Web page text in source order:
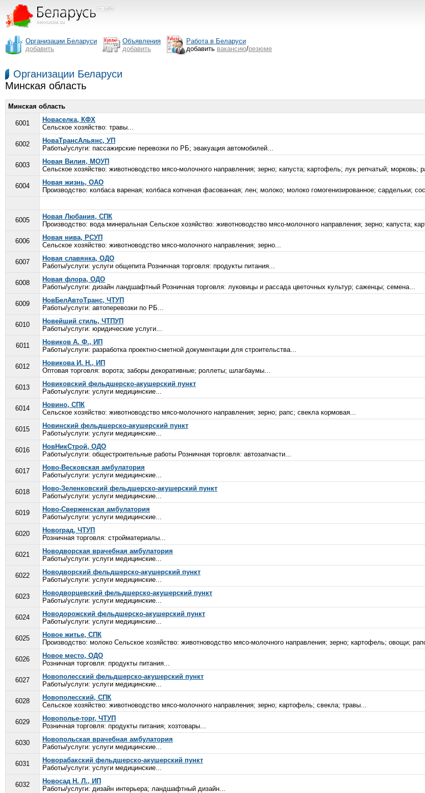
Организации Беларуси
добавить
Объявления
добавить
Работа в Беларуси
добавить вакансию/резюме
Организации Беларуси
Минская область
Минская область
6001
Новаселка, КФХ
Сельское хозяйство: травы...
6002
НоваТрансАльянс, УП
Работы/услуги: пассажирские перевозки по РБ; эвакуация автомобилей...
6003
Новая Вилия, МОУП
Сельское хозяйство: животноводство мясо-молочного направления; зерно; капуста; картофель; лук репчатый; морковь;
6004
Новая жизнь, ОАО
Производство: колбаса вареная; колбаса копченая фасованная; лен; молоко; молоко гомогенизированное; сардельки;
6005
Новая Любания, СПК
Производство: вода минеральная Сельское хозяйство: животноводство мясо-молочного направления; зерно; капуста;
6006
Новая нива, РСУП
Сельское хозяйство: животноводство мясо-молочного направления; зерно...
6007
Новая славянка, ОДО
Работы/услуги: услуги общепита Розничная торговля: продукты питания...
6008
Новая флора, ОДО
Работы/услуги: дизайн ландшафтный Розничная торговля: луковицы и рассада цветочных культур; саженцы; семена...
6009
НовБелАвтоТранс, ЧТУП
Работы/услуги: автоперевозки по РБ...
6010
Новейший стиль, ЧТПУП
Работы/услуги: юридические услуги...
6011
Новиков А. Ф., ИП
Работы/услуги: разработка проектно-сметной документации для строительства...
6012
Новикова И. Н., ИП
Оптовая торговля: ворота; заборы декоративные; роллеты; шлагбаумы...
6013
Новиковский фельдшерско-акушерский пункт
Работы/услуги: услуги медицинские...
6014
Новино, СПК
Сельское хозяйство: животноводство мясо-молочного направления; зерно; рапс; свекла кормовая...
6015
Новинский фельдшерско-акушерский пункт
Работы/услуги: услуги медицинские...
6016
НовНикСтрой, ОДО
Работы/услуги: общестроительные работы Розничная торговля: автозапчасти...
6017
Ново-Весковская амбулатория
Работы/услуги: услуги медицинские...
6018
Ново-Зеленковский фельдшерско-акушерский пункт
Работы/услуги: услуги медицинские...
6019
Ново-Сверженская амбулатория
Работы/услуги: услуги медицинские...
6020
Новоград, ЧТУП
Розничная торговля: стройматериалы...
6021
Новодворская врачебная амбулатория
Работы/услуги: услуги медицинские...
6022
Новодворский фельдшерско-акушерский пункт
Работы/услуги: услуги медицинские...
6023
Новодворцевский фельдшерско-акушерский пункт
Работы/услуги: услуги медицинские...
6024
Новодорожский фельдшерско-акушерский пункт
Работы/услуги: услуги медицинские...
6025
Новое житье, СПК
Производство: молоко Сельское хозяйство: животноводство мясо-молочного направления; зерно; картофель; овощи;
6026
Новое место, ОДО
Розничная торговля: продукты питания...
6027
Новополесский фельдшерско-акушерский пункт
Работы/услуги: услуги медицинские...
6028
Новополесский, СПК
Сельское хозяйство: животноводство мясо-молочного направления; зерно; картофель; свекла; травы...
6029
Новополье-торг, ЧТУП
Розничная торговля: продукты питания; хозтовары...
6030
Новопольская врачебная амбулатория
Работы/услуги: услуги медицинские...
6031
Новорабакский фельдшерско-акушерский пункт
Работы/услуги: услуги медицинские...
6032
Новосад Н. Л., ИП
Работы/услуги: дизайн интерьера; ландшафтный дизайн...